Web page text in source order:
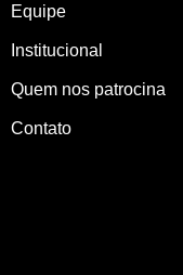
Equipe
Institucional
Quem nos patrocina
Contato